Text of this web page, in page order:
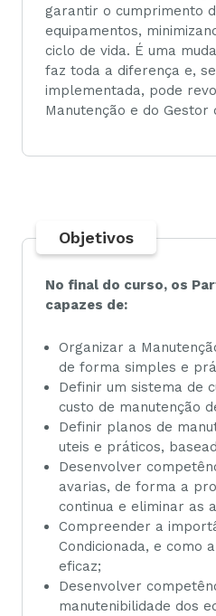
garantir o cumprimento
equipamentos,
ciclo de vida. É uma
faz toda a diferença e,
implementada, pode
Manutenção e do Gestor
Objetivos
No final do curso, os
capazes de:
Organizar a
de forma simples e
Definir um sistema de
custo de manutenção
Definir planos de
uteis e práticos,
Desenvolver
avarias, de forma a
continua e eliminar as
Compreender a
Condicionada, e como
eficaz;
Desenvolver
manutenibilidade dos